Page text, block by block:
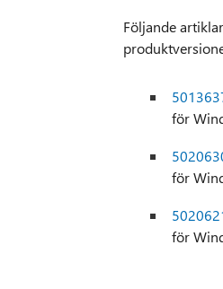
Följande
för
för
för